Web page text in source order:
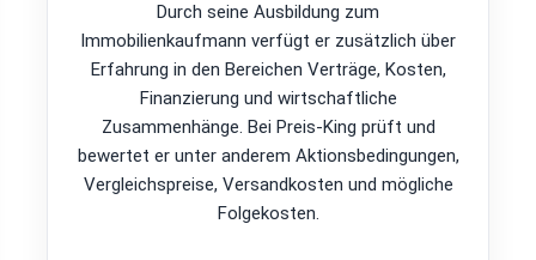
Durch seine Ausbildung zum
Immobilienkaufmann verfügt er zusätzlich über
Erfahrung in den Bereichen Verträge, Kosten,
Finanzierung und wirtschaftliche
Zusammenhänge. Bei Preis-King prüft und
bewertet er unter anderem Aktionsbedingungen,
Vergleichspreise, Versandkosten und mögliche
Folgekosten.